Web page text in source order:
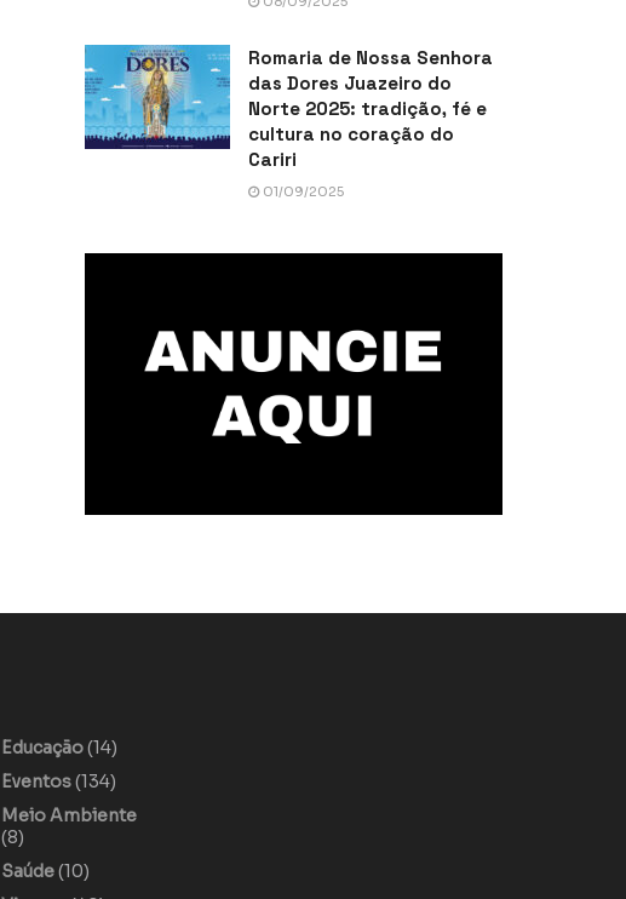
Romaria de Nossa Senhora
das Dores Juazeiro do
Norte 2025: tradição, fé e
cultura no coração do
Cariri
01/09/2025
Educação(14)
Eventos(134)
Meio Ambiente
(8)
Saúde(10)